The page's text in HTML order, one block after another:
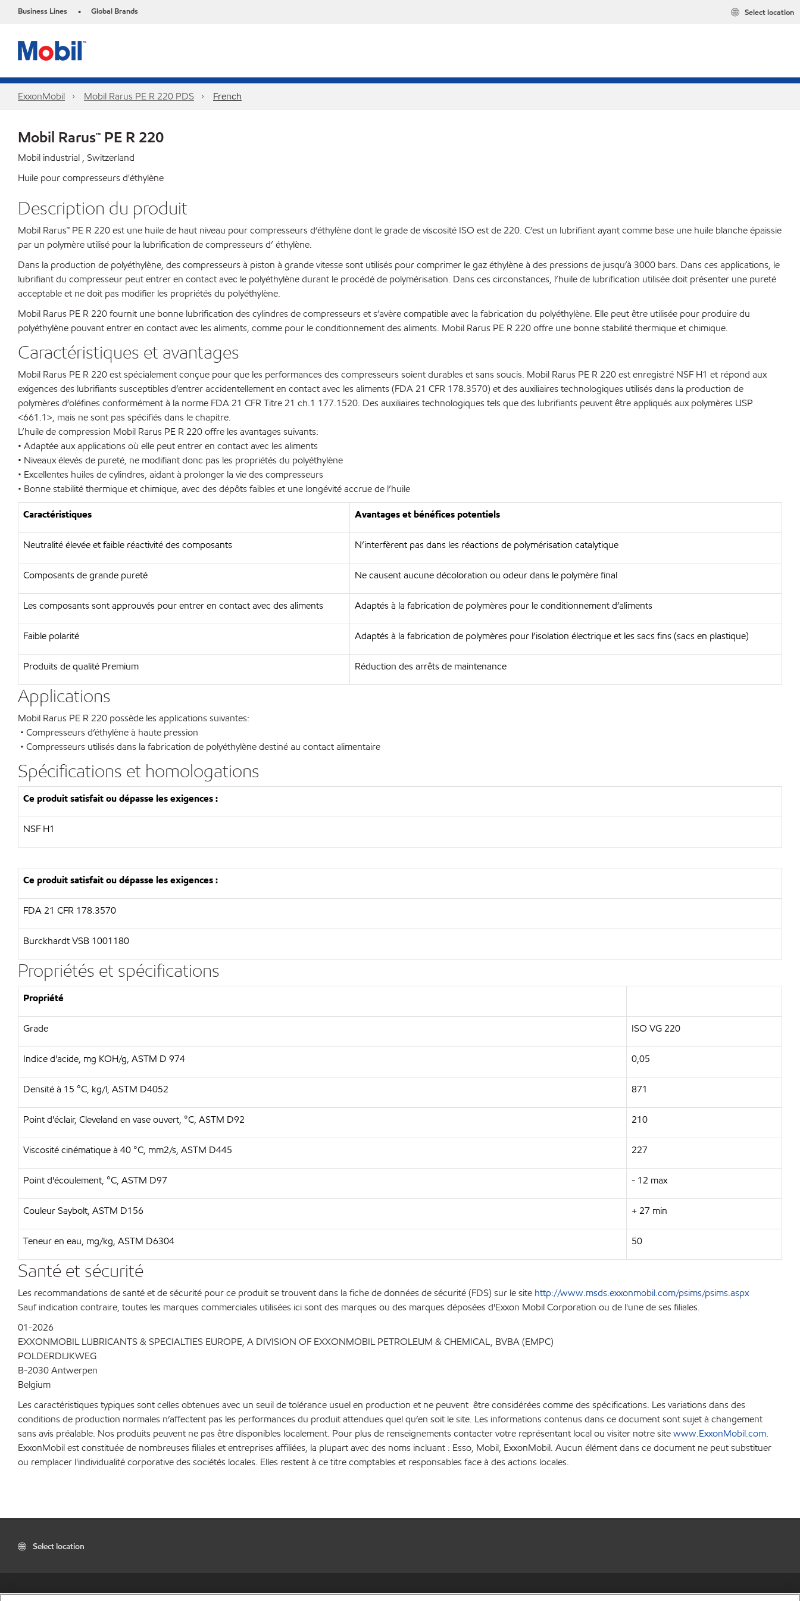
Business Lines • Global Brands Select location
ExxonMobil Mobil Rarus PE R 220 PDS French
Mobil Rarus™ PE R 220
Mobil industrial , Switzerland
Huile pour compresseurs d'éthylène
Description du produit
Mobil Rarus™ PE R 220 est une huile de haut niveau pour compresseurs d’éthylène dont le grade de viscosité ISO est de 220. C’est un lubrifiant ayant comme base une huile blanche épaissie
par un polymère utilisé pour la lubrification de compresseurs d’ éthylène.
Dans la production de polyéthylène, des compresseurs à piston à grande vitesse sont utilisés pour comprimer le gaz éthylène à des pressions de jusqu’à 3000 bars. Dans ces applications, le
lubrifiant du compresseur peut entrer en contact avec le polyéthylène durant le procédé de polymérisation. Dans ces circonstances, l’huile de lubrification utilisée doit présenter une pureté
acceptable et ne doit pas modifier les propriétés du polyéthylène.
Mobil Rarus PE R 220 fournit une bonne lubrification des cylindres de compresseurs et s’avère compatible avec la fabrication du polyéthylène. Elle peut être utilisée pour produire du
polyéthylène pouvant entrer en contact avec les aliments, comme pour le conditionnement des aliments. Mobil Rarus PE R 220 offre une bonne stabilité thermique et chimique.
Caractéristiques et avantages
Mobil Rarus PE R 220 est spécialement conçue pour que les performances des compresseurs soient durables et sans soucis. Mobil Rarus PE R 220 est enregistré NSF H1 et répond aux
exigences des lubrifiants susceptibles d’entrer accidentellement en contact avec les aliments (FDA 21 CFR 178.3570) et des auxiliaires technologiques utilisés dans la production de
polymères d’oléfines conformément à la norme FDA 21 CFR Titre 21 ch.1 177.1520. Des auxiliaires technologiques tels que des lubrifiants peuvent être appliqués aux polymères USP
<661.1>, mais ne sont pas spécifiés dans le chapitre.
L’huile de compression Mobil Rarus PE R 220 offre les avantages suivants:
• Adaptée aux applications où elle peut entrer en contact avec les aliments
• Niveaux élevés de pureté, ne modifiant donc pas les propriétés du polyéthylène
• Excellentes huiles de cylindres, aidant à prolonger la vie des compresseurs
• Bonne stabilité thermique et chimique, avec des dépôts faibles et une longévité accrue de l’huile
Caractéristiques Avantages et bénéfices potentiels
Neutralité élevée et faible réactivité des composants N’interfèrent pas dans les réactions de polymérisation catalytique
Composants de grande pureté Ne causent aucune décoloration ou odeur dans le polymère final
Les composants sont approuvés pour entrer en contact avec des aliments Adaptés à la fabrication de polymères pour le conditionnement d’aliments
Faible polarité Adaptés à la fabrication de polymères pour l’isolation électrique et les sacs fins (sacs en plastique)
Produits de qualité Premium Réduction des arrêts de maintenance
Applications
Mobil Rarus PE R 220 possède les applications suivantes:
• Compresseurs d’éthylène à haute pression
• Compresseurs utilisés dans la fabrication de polyéthylène destiné au contact alimentaire
Spécifications et homologations
Ce produit satisfait ou dépasse les exigences :
NSF H1
Ce produit satisfait ou dépasse les exigences :
FDA 21 CFR 178.3570
Burckhardt VSB 1001180
Propriétés et spécifications
Propriété
Grade ISO VG 220
Indice d'acide, mg KOH/g, ASTM D 974 0,05
Densité à 15 °C, kg/l, ASTM D4052 871
Point d'éclair, Cleveland en vase ouvert, °C, ASTM D92 210
Viscosité cinématique à 40 °C, mm2/s, ASTM D445 227
Point d'écoulement, °C, ASTM D97 - 12 max
Couleur Saybolt, ASTM D156 + 27 min
Teneur en eau, mg/kg, ASTM D6304 50
Santé et sécurité
Les recommandations de santé et de sécurité pour ce produit se trouvent dans la fiche de données de sécurité (FDS) sur le site http://www.msds.exxonmobil.com/psims/psims.aspx
Sauf indication contraire, toutes les marques commerciales utilisées ici sont des marques ou des marques déposées d'Exxon Mobil Corporation ou de l'une de ses filiales.
01-2026
EXXONMOBIL LUBRICANTS & SPECIALTIES EUROPE, A DIVISION OF EXXONMOBIL PETROLEUM & CHEMICAL, BVBA (EMPC)
POLDERDIJKWEG
B-2030 Antwerpen
Belgium
Les caractéristiques typiques sont celles obtenues avec un seuil de tolérance usuel en production et ne peuvent être considérées comme des spécifications. Les variations dans des
conditions de production normales n’affectent pas les performances du produit attendues quel qu’en soit le site. Les informations contenus dans ce document sont sujet à changement
sans avis préalable. Nos produits peuvent ne pas être disponibles localement. Pour plus de renseignements contacter votre représentant local ou visiter notre sitewww.ExxonMobil.com.
ExxonMobil est constituée de nombreuses filiales et entreprises affiliées, la plupart avec des noms incluant : Esso, Mobil, ExxonMobil. Aucun élément dans ce document ne peut substituer
ou remplacer l'individualité corporative des sociétés locales. Elles restent à ce titre comptables et responsables face à des actions locales.
Select location